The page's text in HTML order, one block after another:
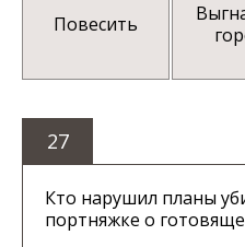
Повесить
27
Кто нарушил планы
портняжке о